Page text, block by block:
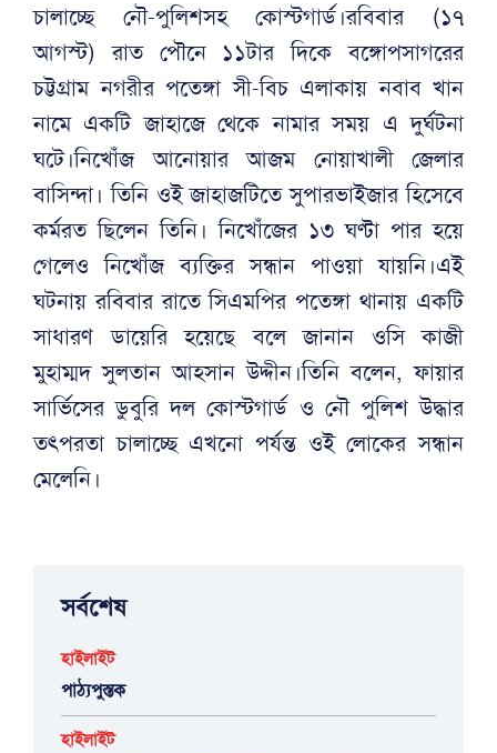
চালাচ্ছে নৌ-পুলিশসহ কোস্টগার্ড।রবিবার (১৭
আগস্ট) রাত পৌনে ১১টার দিকে বঙ্গোপসাগরের
চট্টগ্রাম নগরীর পতেঙ্গা সী-বিচ এলাকায় নবাব খান
নামে একটি জাহাজে থেকে নামার সময় এ দুর্ঘটনা
ঘটে।নিখোঁজ আনোয়ার আজম নোয়াখালী জেলার
বাসিন্দা। তিনি ওই জাহাজটিতে সুপারভাইজার হিসেবে
কর্মরত ছিলেন তিনি। নিখোঁজের ১৩ ঘণ্টা পার হয়ে
গেলেও নিখোঁজ ব্যক্তির সন্ধান পাওয়া যায়নি।এই
ঘটনায় রবিবার রাতে সিএমপির পতেঙ্গা থানায় একটি
সাধারণ ডায়েরি হয়েছে বলে জানান ওসি কাজী
মুহাম্মদ সুলতান আহসান উদ্দীন।তিনি বলেন, ফায়ার
সার্ভিসের ডুবুরি দল কোস্টগার্ড ও নৌ পুলিশ উদ্ধার
তৎপরতা চালাচ্ছে এখনো পর্যন্ত ওই লোকের সন্ধান
মেলেনি।
সর্বশেষ
হাইলাইট
পাঠ্যপুস্তক
হাইলাইট